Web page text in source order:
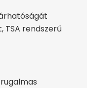
TSA rendszerű